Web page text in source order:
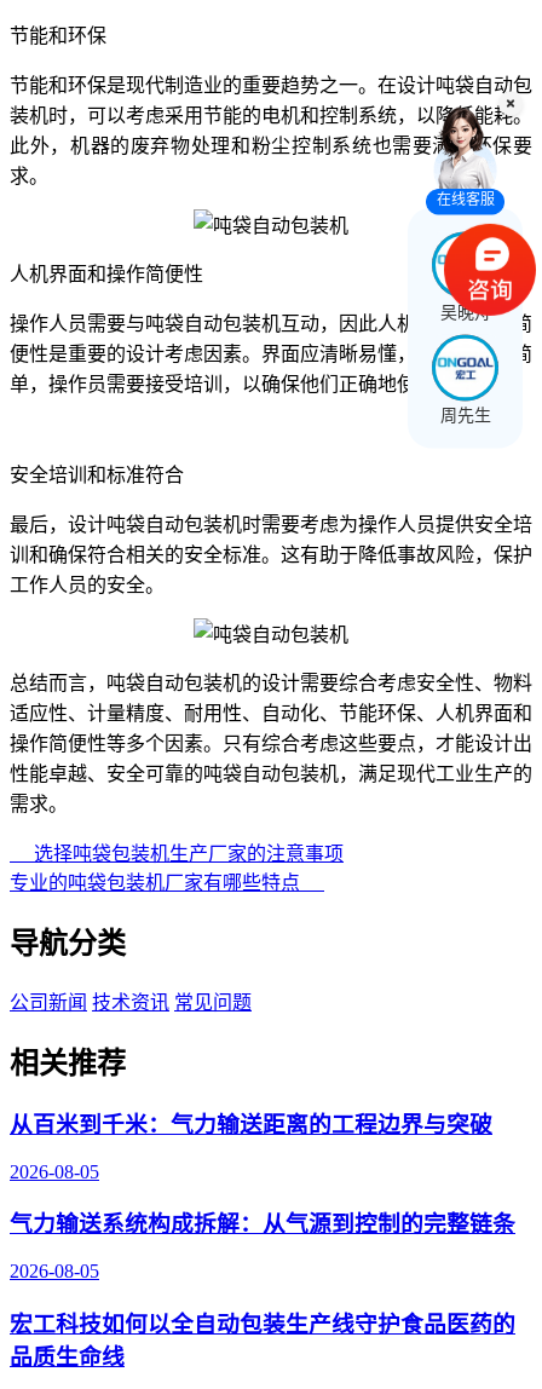
节能和环保
节能和环保是现代制造业的重要趋势之一。在设计吨袋自动包
装机时，可以考虑采用节能的电机和控制系统，以降低能耗。
此外，机器的废弃物处理和粉尘控制系统也需要满足环保要
求。
人机界面和操作简便性
操作人员需要与吨袋自动包装机互动，因此人机界面和操作简
便性是重要的设计考虑因素。界面应清晰易懂，操作过程应简
单，操作员需要接受培训，以确保他们正确地使用机器。
安全培训和标准符合
最后，设计吨袋自动包装机时需要考虑为操作人员提供安全培
训和确保符合相关的安全标准。这有助于降低事故风险，保护
工作人员的安全。
总结而言，吨袋自动包装机的设计需要综合考虑安全性、物料
适应性、计量精度、耐用性、自动化、节能环保、人机界面和
操作简便性等多个因素。只有综合考虑这些要点，才能设计出
性能卓越、安全可靠的吨袋自动包装机，满足现代工业生产的
需求。
选择吨袋包装机生产厂家的注意事项
专业的吨袋包装机厂家有哪些特点
导航分类
公司新闻 技术资讯 常见问题
相关推荐
从百米到千米：气力输送距离的工程边界与突破
2026-08-05
气力输送系统构成拆解：从气源到控制的完整链条
2026-08-05
宏工科技如何以全自动包装生产线守护食品医药的
品质生命线
在线客服
吴晚舟
周先生